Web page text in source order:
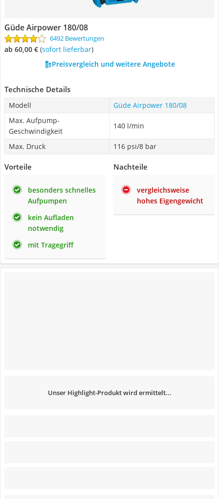
Güde Airpower 180/08
6492 Bewertungen
ab 60,00 € ( Sofort lieferbar)
Preisvergleich und weitere Angebote
Technische Details
Modell
Güde Airpower 180/08
Max. Aufpump-
Geschwindigkeit
140 l/min
Max. Druck 116 psi/8 bar
Vorteile
besonders schnelles
Aufpumpen
kein Aufladen
notwendig
mit Tragegriff
Nachteile
vergleichsweise
hohes Eigengewicht
Unser Highlight-Produkt wird ermittelt...